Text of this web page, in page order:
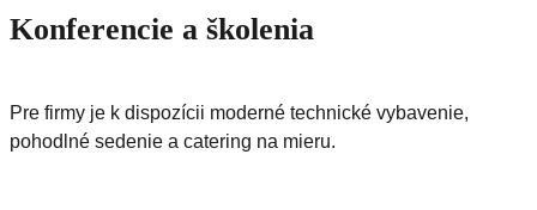
Konferencie a školenia
Pre firmy je k dispozícii moderné technické vybavenie,
pohodlné sedenie a catering na mieru.